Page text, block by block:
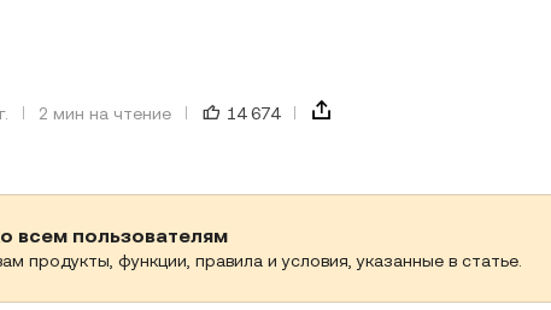
2 мин на чтение 14 674
всем пользователям
продукты, функции, правила и условия, указанные в статье.